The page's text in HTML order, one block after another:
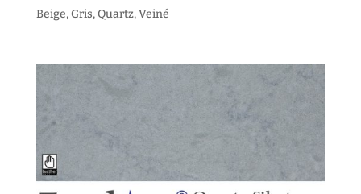
Beige,Gris,Quartz,Veiné